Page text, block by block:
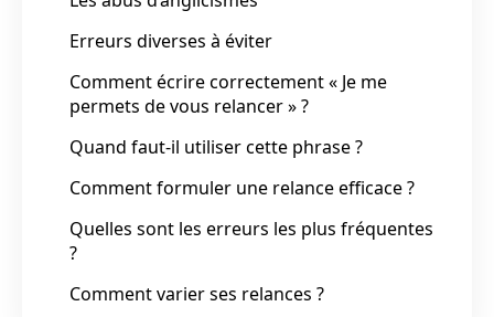
Erreurs diverses à éviter
Comment écrire correctement « Je me
permets de vous relancer » ?
Quand faut-il utiliser cette phrase ?
Comment formuler une relance efficace ?
Quelles sont les erreurs les plus fréquentes
?
Comment varier ses relances ?